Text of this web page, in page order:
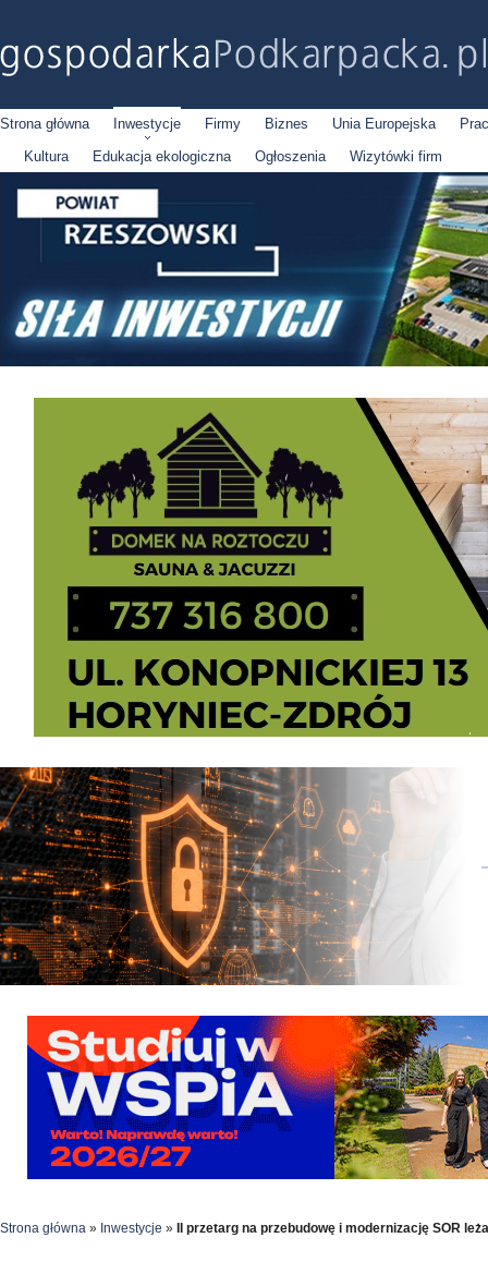
Strona główna Inwestycje Firmy Biznes Unia Europejska
Kultura
Edukacja ekologiczna Ogłoszenia Wizytówki firm
Strona główna » Inwestycje » II przetarg na przebudowę i modernizację SOR